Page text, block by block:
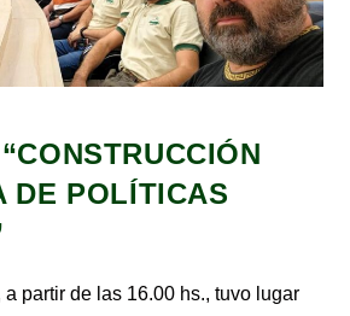
DE POLÍTICAS
partir de las 16.00 hs., tuvo lugar